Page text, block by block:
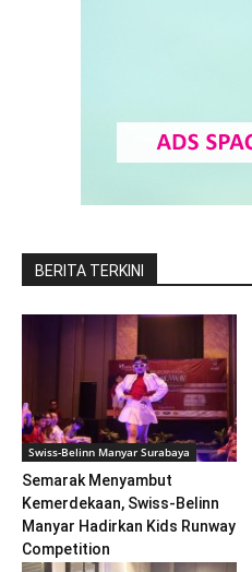
BERITA TERKINI
Swiss-Belinn Manyar Surabaya
Semarak Menyambut
Kemerdekaan, Swiss-Belinn
Manyar Hadirkan Kids Runway
Competition